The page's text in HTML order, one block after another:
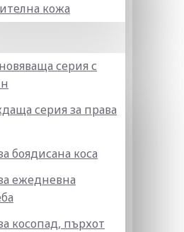
кожа
серия с
серия за права
боядисана коса
ежедневна
косопад, пърхот